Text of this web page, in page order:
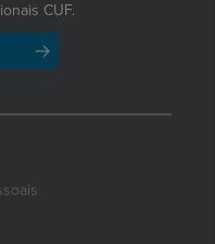
CUF.